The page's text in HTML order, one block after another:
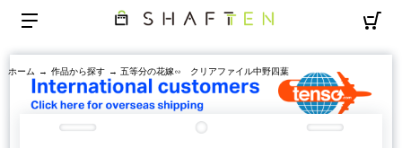
ホーム → 作品から探す → 五等分の花嫁∽ クリアファイル中野四葉